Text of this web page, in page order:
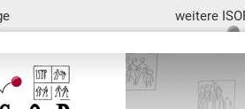
weitere